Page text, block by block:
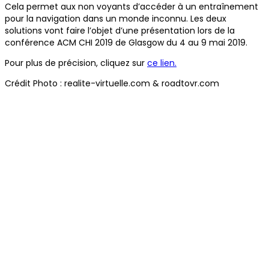
Cela permet aux non voyants d’accéder à un entraînement
pour la navigation dans un monde inconnu. Les deux
solutions vont faire l’objet d’une présentation lors de la
conférence ACM CHI 2019 de Glasgow du 4 au 9 mai 2019.
Pour plus de précision, cliquez sur ce lien.
Crédit Photo : realite-virtuelle.com & roadtovr.com